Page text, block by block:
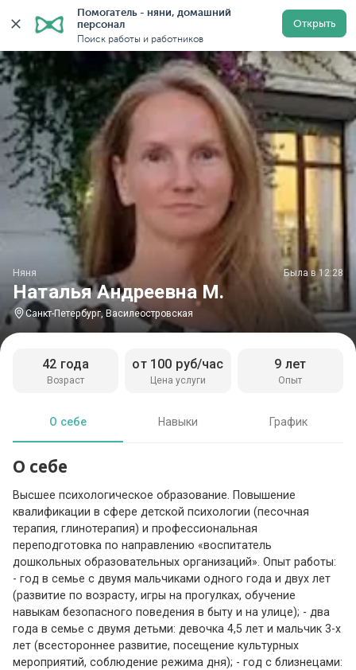
Помогатель - няни, домашний
персонал
Поиск работы и работников
Открыть
Главная Няни Няни в Санкт-Петербурге Няни у
Наталья Андреевна М.
Няня Была в 12:28
Санкт-Петербург, Василеостровская
Возраст
42 года
Цена услуги
от 100 руб/час
Опыт
9 лет
О себе Навыки График
О себе
Высшее психологическое образование. Повышение
квалификации в сфере детской психологии (песочная
терапия, глинотерапия) и профессиональная
переподготовка по направлению «воспитатель
дошкольных образовательных организаций». Опыт работы:
- год в семье с двумя мальчиками одного года и двух лет
(развитие по возрасту, игры на прогулках, обучение
навыкам безопасного поведения в быту и на улице); - два
года в семье с двумя детьми: девочка 4,5 лет и мальчик 3-х
лет (всестороннее развитие, посещение культурных
мероприятий, соблюдение режима дня); - год с близнецами: